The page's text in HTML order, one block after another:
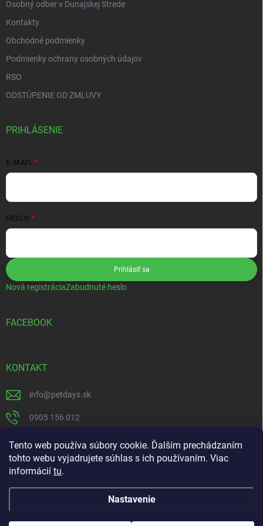
Tento web používa súbory cookie. Ďalším prechádzaním
tohto webu vyjadrujete súhlas s ich používaním. Viac
informácií tu.
Nastavenie
Osobný odber v Dunajskej Strede
Kontakty
Obchodné podmienky
Podmienky ochrany osobných údajov
RSO
ODSTÚPENIE OD ZMLUVY
PRIHLÁSENIE
E-MAIL
HESLO
Prihlásiť sa
Nová registráciaZabudnuté heslo
FACEBOOK
KONTAKT
info@petdays.sk
0905 156 012
PetDays